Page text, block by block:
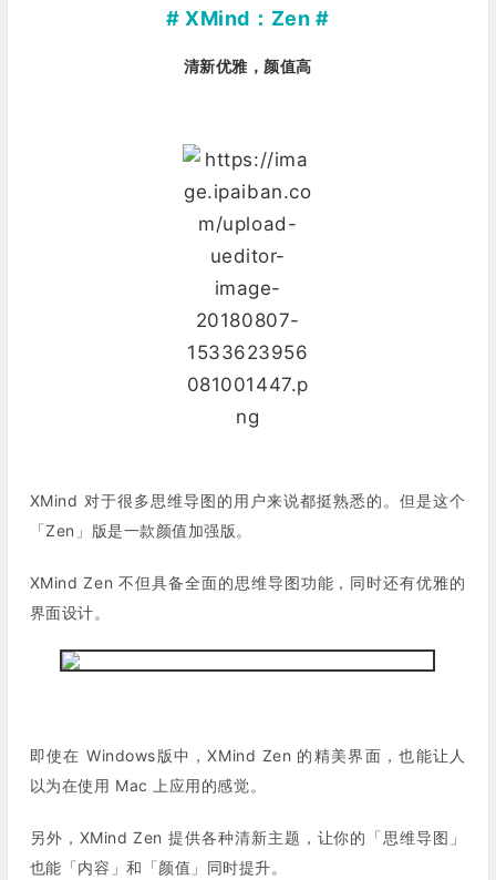
# XMind：Zen #
清新优雅，颜值高
XMind 对于很多思维导图的用户来说都挺熟悉的。但是这个
「Zen 」版是一款颜值加强版。
XMind Zen 不但具备全面的思维导图功能，同时还有优雅的
界面设计。
即使在 Windows版中，XMind Zen 的精美界面，也能让人
以为在使用 Mac 上应用的感觉。
另外，XMind Zen 提供各种清新主题，让你的「思维导图 」
也能「内容 」和「颜值 」同时提升。